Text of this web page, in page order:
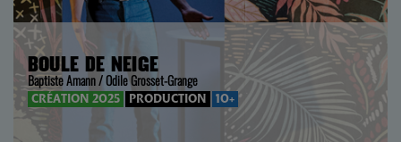
BOULE DE NEIGE
Baptiste Amann / Odile Grosset-Grange
CRÉATION 2025 PRODUCTION 10+